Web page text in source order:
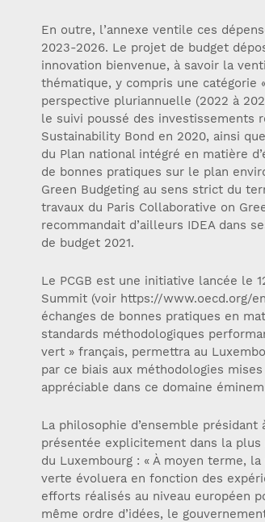
En outre, l’annexe ventile ces
2023-2026. Le projet de budget
innovation bienvenue, à savoir la
thématique, y compris une catégorie
perspective pluriannuelle (2022 à
le suivi poussé des investissements
Sustainability Bond en 2020, ainsi
du Plan national intégré en matière
de bonnes pratiques sur le plan
Green Budgeting au sens strict du
travaux du Paris Collaborative on
recommandait d’ailleurs IDEA dans
de budget 2021.
Le PCGB est une initiative lancée le
Summit (voir https://www.oecd.org/
échanges de bonnes pratiques en
standards méthodologiques
vert » français, permettra au
par ce biais aux méthodologies
appréciable dans ce domaine
La philosophie d’ensemble
présentée explicitement dans la
du Luxembourg : « À moyen terme,
verte évoluera en fonction des
efforts réalisés au niveau européen
même ordre d’idées, le